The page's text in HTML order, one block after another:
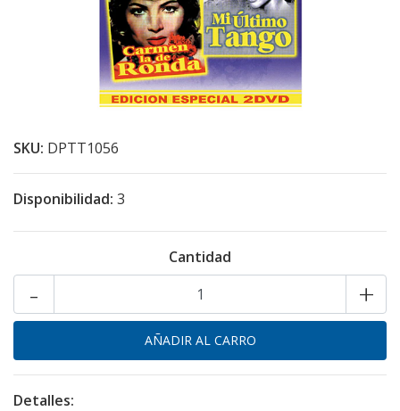
SKU: DPTT1056
Disponibilidad: 3
Cantidad
+
-
Detalles: